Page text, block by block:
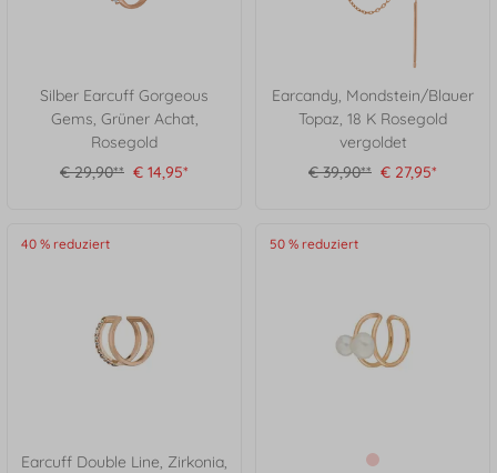
Silber Earcuff Gorgeous
Gems, Grüner Achat,
Rosegold
€ 29,90** € 14,95*
Earcandy, Mondstein/Blauer
Topaz, 18 K Rosegold
vergoldet
€ 39,90** € 27,95*
Earcuff Double Line, Zirkonia,
40 % reduziert 50 % reduziert